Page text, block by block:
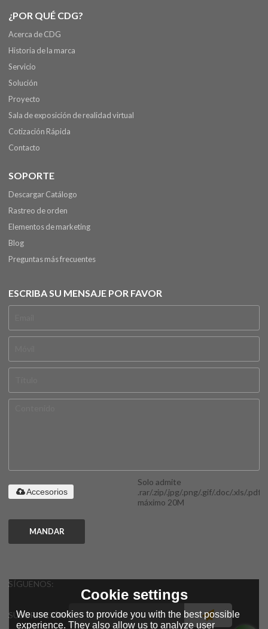
¿POR QUÉ CDG?
Acerca de CDG
Historia de la marca
Servicio
Solución
Proyecto
Sala de exposición de realidad virtual
Cotización Rápida
Contacto
SOPORTE
Descargar Catálogo
Rastreo de orden
Elementos de marketing
Blog
Preguntas más frecuentes
ESCRIBA SU MENSAJE POR FAVOR
Solo admite
.rar/.zip/.jpg/.png/.gif/.doc/.xls/.pdf,
máximo 20M
Accesorios
MANDAR
SÍGUENOS:
SUSCRIPCIÓN
Cookie settings
We use cookies to provide you with the best possible
experience. They also allow us to analyze user